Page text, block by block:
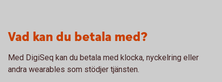
Vad kan du betala med?
Med DigiSeq kan du betala med klocka, nyckelring eller
andra wearables som stödjer tjänsten.